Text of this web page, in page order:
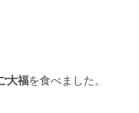
大福を食べました。